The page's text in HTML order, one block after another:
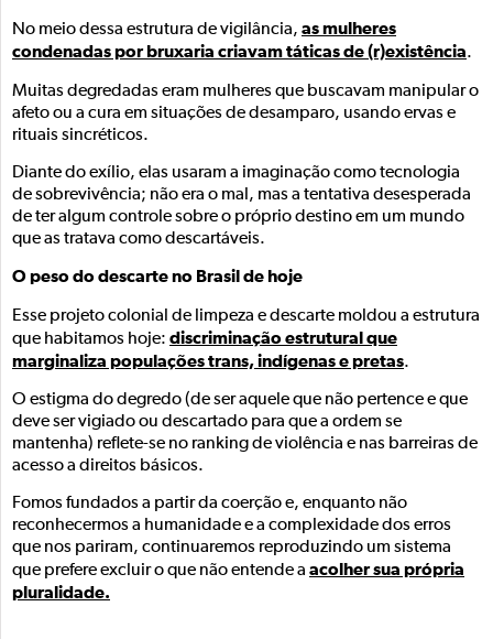
No meio dessa estrutura de vigilância, as mulheres
condenadas por bruxaria criavam táticas de (r)existência.
Muitas degredadas eram mulheres que buscavam manipular o
afeto ou a cura em situações de desamparo, usando ervas e
rituais sincréticos.
Diante do exílio, elas usaram a imaginação como tecnologia
de sobrevivência; não era o mal, mas a tentativa desesperada
de ter algum controle sobre o próprio destino em um mundo
que as tratava como descartáveis.
O peso do descarte no Brasil de hoje
Esse projeto colonial de limpeza e descarte moldou a estrutura
que habitamos hoje: discriminação estrutural que
marginaliza populações trans, indígenas e pretas.
O estigma do degredo (de ser aquele que não pertence e que
deve ser vigiado ou descartado para que a ordem se
mantenha) reflete-se no ranking de violência e nas barreiras de
acesso a direitos básicos.
Fomos fundados a partir da coerção e, enquanto não
reconhecermos a humanidade e a complexidade dos erros
que nos pariram, continuaremos reproduzindo um sistema
que prefere excluir o que não entende a acolher sua própria
pluralidade.